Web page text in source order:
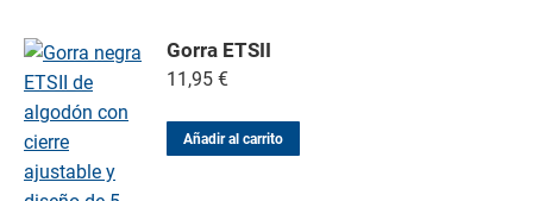
Gorra ETSII
11,95 €
Añadir al carrito